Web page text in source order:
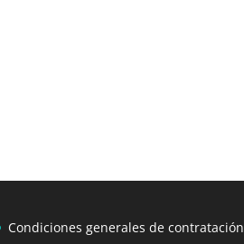
Condiciones generales de contratación